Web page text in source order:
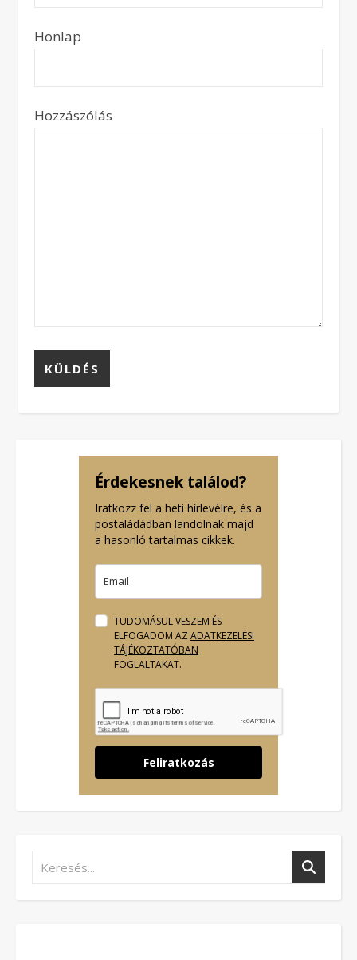
Honlap
Hozzászólás
Érdekesnek találod?
Iratkozz fel a heti hírlevélre, és a
postaládádban landolnak majd
a hasonló tartalmas cikkek.
TUDOMÁSUL VESZEM ÉS
ELFOGADOM AZ ADATKEZELÉSI
TÁJÉKOZTATÓBAN
FOGLALTAKAT.
Feliratkozás